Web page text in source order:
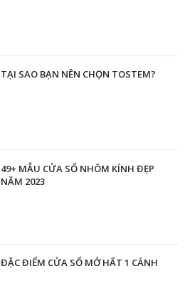
TẠI SAO BẠN NÊN CHỌN TOSTEM?
49+ MẪU CỬA SỔ NHÔM KÍNH ĐẸP
NĂM 2023
ĐẶC ĐIỂM CỬA SỔ MỞ HẤT 1 CÁNH